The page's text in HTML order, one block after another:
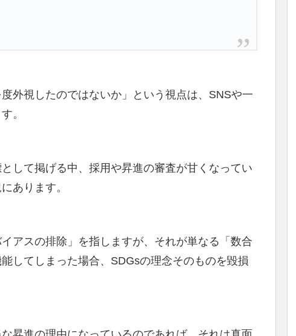
外視したのではないか」という視点は、SNSや一
。
して掲げる中、採用や昇進の審査が甘くなってい
あります。
アスの排除」を指しますが、それが単なる「数合
してしまった場合、SDGsの理念そのものを毀損